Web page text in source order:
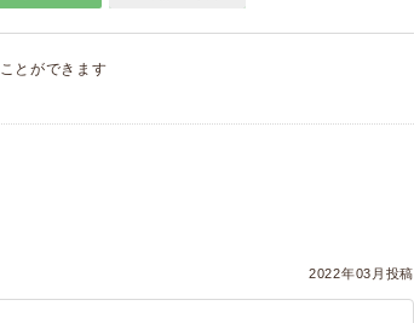
とができます
2022年03月投稿